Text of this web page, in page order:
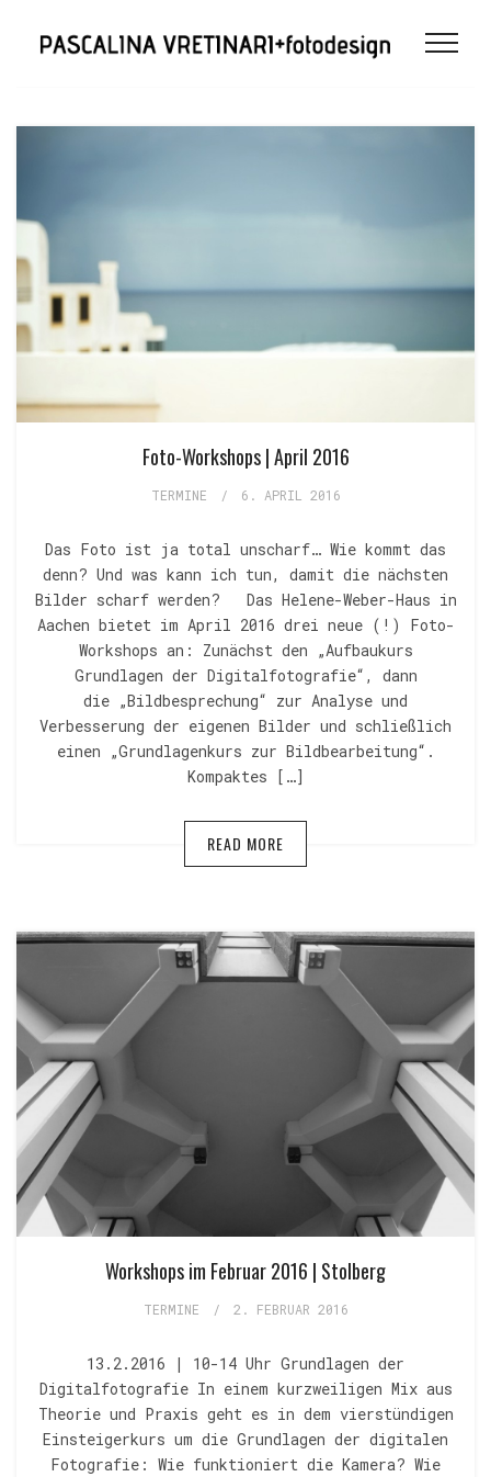
Foto-Workshops | April 2016
TERMINE / 6. APRIL 2016
Das Foto ist ja total unscharf… Wie kommt das
denn? Und was kann ich tun, damit die nächsten
Bilder scharf werden? Das Helene-Weber-Haus in
Aachen bietet im April 2016 drei neue (!) Foto-
Workshops an: Zunächst den „Aufbaukurs
Grundlagen der Digitalfotografie“, dann
die „Bildbesprechung“ zur Analyse und
Verbesserung der eigenen Bilder und schließlich
einen „Grundlagenkurs zur Bildbearbeitung“.
Kompaktes […]
READ MORE
Workshops im Februar 2016 | Stolberg
TERMINE / 2. FEBRUAR 2016
13.2.2016 | 10-14 Uhr Grundlagen der
Digitalfotografie In einem kurzweiligen Mix aus
Theorie und Praxis geht es in dem vierstündigen
Einsteigerkurs um die Grundlagen der digitalen
Fotografie: Wie funktioniert die Kamera? Wie